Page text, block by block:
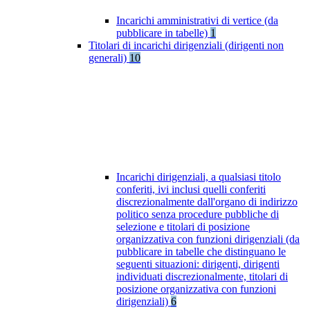
Incarichi amministrativi di vertice (da
pubblicare in tabelle) 1
Titolari di incarichi dirigenziali (dirigenti non
generali) 10
Incarichi dirigenziali, a qualsiasi titolo
conferiti, ivi inclusi quelli conferiti
discrezionalmente dall'organo di indirizzo
politico senza procedure pubbliche di
selezione e titolari di posizione
organizzativa con funzioni dirigenziali (da
pubblicare in tabelle che distinguano le
seguenti situazioni: dirigenti, dirigenti
individuati discrezionalmente, titolari di
posizione organizzativa con funzioni
dirigenziali) 6